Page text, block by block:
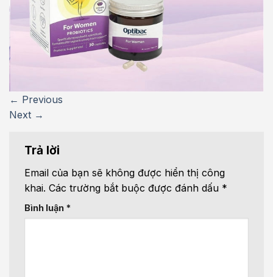
← Previous
Next →
Trả lời
Email của bạn sẽ không được hiển thị công
khai. Các trường bắt buộc được đánh dấu *
Bình luận *